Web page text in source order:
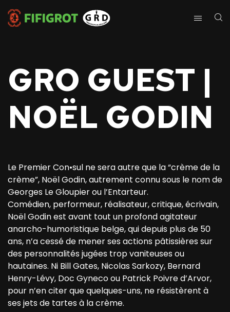
GRO GUEST |
NOËL GODIN
Le Premier Con•sul ne sera autre que la “crème de la
crème”, Noël Godin, autrement connu sous le nom de
Georges Le Gloupier ou l’Entarteur.
Comédien, performeur, réalisateur, critique, écrivain,
Noël Godin est avant tout un profond agitateur
anarcho-humoristique belge, qui depuis plus de 50
ans, n’a cessé de mener ses actions pâtissières sur
des personnalités jugées trop vaniteuses ou
hautaines. Ni Bill Gates, Nicolas Sarkozy, Bernard
Henry-Lévy, Doc Gyneco ou Patrick Poivre d’Arvor,
pour n’en citer que quelques-uns, ne résistèrent à
ses jets de tartes à la crème.